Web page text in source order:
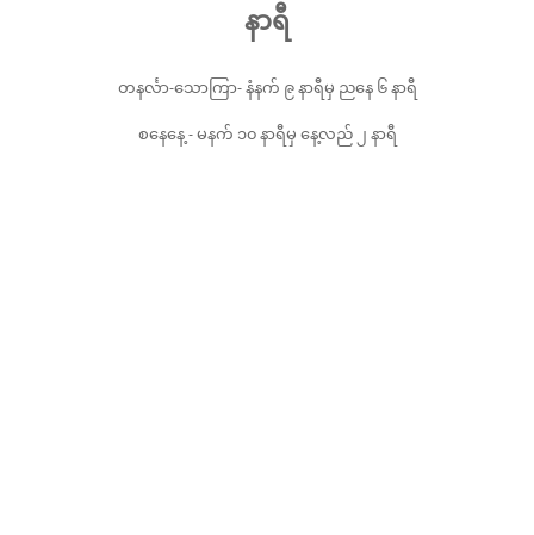
နာရီ
တနင်္လာ-သောကြာ- နံနက် ၉ နာရီမှ ညနေ ၆ နာရီ
စနေနေ့ - မနက် ၁၀ နာရီမှ နေ့လည် ၂ နာရီ